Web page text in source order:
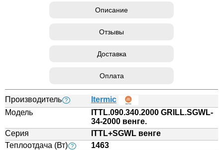
Описание
Отзывы
Доставка
Оплата
Производитель ?
Itermic
Модель
ITTL.090.340.2000 GRILL.SGWL-
34-2000 венге.
Серия
ITTL+SGWL венге
Теплоотдача (Вт) ?
1463